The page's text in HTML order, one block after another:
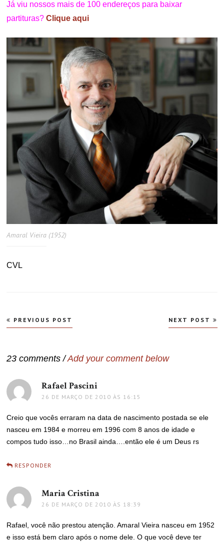
Já viu nossos mais de 100 endereços para baixar
partituras? Clique aqui
Amaral Vieira (1952)
CVL
Navegação
de
PREVIOUS POST NEXT POST
23 comments /Add your comment below
Rafael Pascini
26 DE MARÇO DE 2010 ÀS 16:15
Creio que vocês erraram na data de nascimento postada se ele
nasceu em 1984 e morreu em 1996 com 8 anos de idade e
compos tudo isso…no Brasil ainda….então ele é um Deus rs
RESPONDER
Maria Cristina
26 DE MARÇO DE 2010 ÀS 18:39
Rafael, você não prestou atenção. Amaral Vieira nasceu em 1952
e isso está bem claro após o nome dele. O que você deve ter